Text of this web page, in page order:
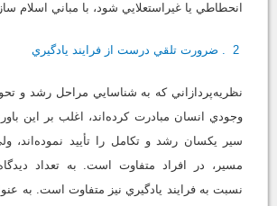
انحطاطي يا غيراستعلايي شود، با مباني اسلام
2. ضرورت تلقي درست از فرايند يادگيري
نظريه‌پردازاني كه به شناسايي مراحل رشد و
وجودي انسان مبادرت كرده‌اند، اغلب بر اين
سير يكسان رشد و تكامل را تأييد
مسير، در افراد متفاوت است. به تعداد
نسبت به فرايند يادگيري نيز متفاوت است. به